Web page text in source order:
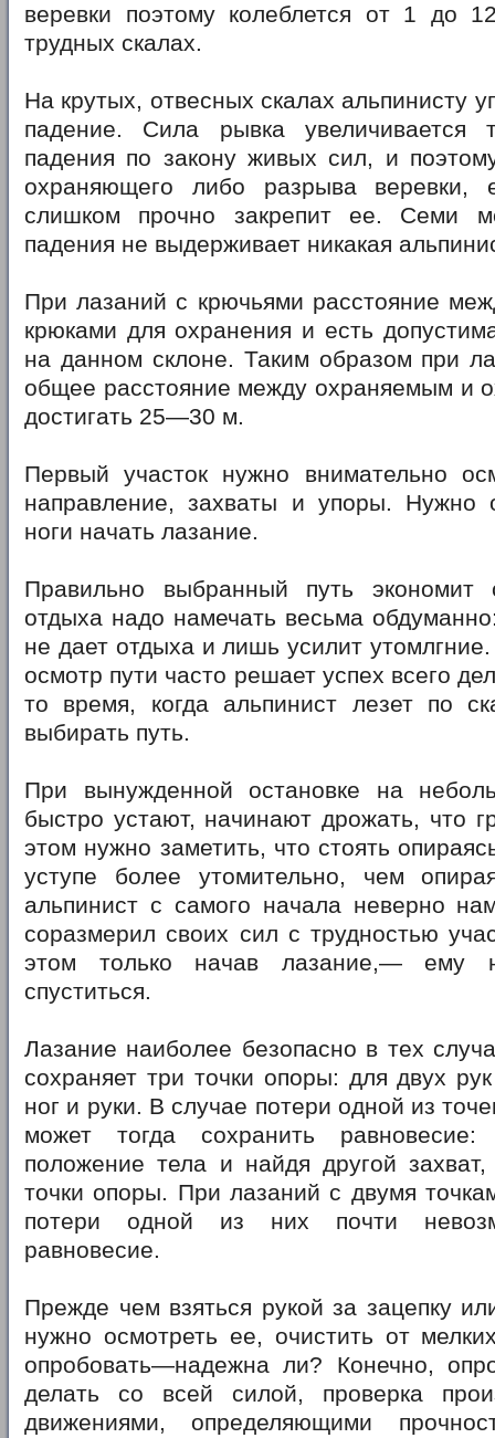
веревки поэтому колеблется от 1 до
трудных скалах.
На крутых, отвесных скалах альпинисту
падение. Сила рывка увеличивается
падения по закону живых сил, и
охраняющего либо разрыва веревки,
слишком прочно закрепит ее. Семи
падения не выдерживает никакая
При лазаний с крючьями расстояние
крюками для охранения и есть
на данном склоне. Таким образом при
общее расстояние между охраняемым и
достигать 25—30 м.
Первый участок нужно внимательно
направление, захваты и упоры. Нужно
ноги начать лазание.
Правильно выбранный путь
отдыха надо намечать весьма
не дает отдыха и лишь усилит
осмотр пути часто решает успех всего
то время, когда альпинист лезет по
выбирать путь.
При вынужденной остановке на
быстро устают, начинают дрожать, что
этом нужно заметить, что стоять
уступе более утомительно, чем
альпинист с самого начала неверно
соразмерил своих сил с трудностью
этом только начав лазание,— ему
спуститься.
Лазание наиболее безопасно в тех
сохраняет три точки опоры: для двух
ног и руки. В случае потери одной из
может тогда сохранить
положение тела и найдя другой захват,
точки опоры. При лазаний с двумя
потери одной из них почти
равновесие.
Прежде чем взяться рукой за зацепку
нужно осмотреть ее, очистить от
опробовать—надежна ли? Конечно,
делать со всей силой, проверка
движениями, определяющими